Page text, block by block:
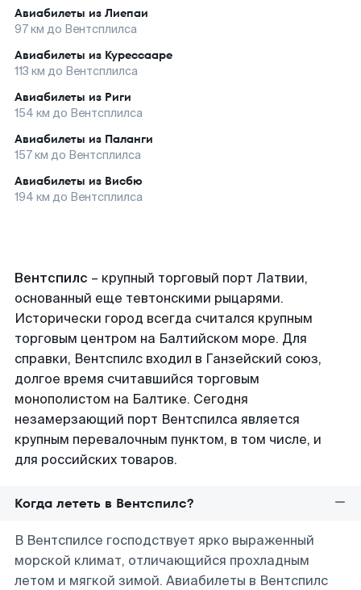
Авиабилеты из Лиепаи
97км до Вентсплилса
Авиабилеты из Курессааре
113 км до Вентсплилса
Авиабилеты из Риги
154 км до Вентсплилса
Авиабилеты из Паланги
157км до Вентсплилса
Авиабилеты из Висбю
194 км до Вентсплилса
Вентспилс – крупный торговый порт Латвии,
основанный еще тевтонскими рыцарями.
Исторически город всегда считался крупным
торговым центром на Балтийском море. Для
справки, Вентспилс входил в Ганзейский союз,
долгое время считавшийся торговым
монополистом на Балтике. Сегодня
незамерзающий порт Вентспилса является
крупным перевалочным пунктом, в том числе, и
для российских товаров.
Когда лететь в Вентспилс?
В Вентспилсе господствует ярко выраженный
морской климат, отличающийся прохладным
летом и мягкой зимой. Авиабилеты в Вентспилс